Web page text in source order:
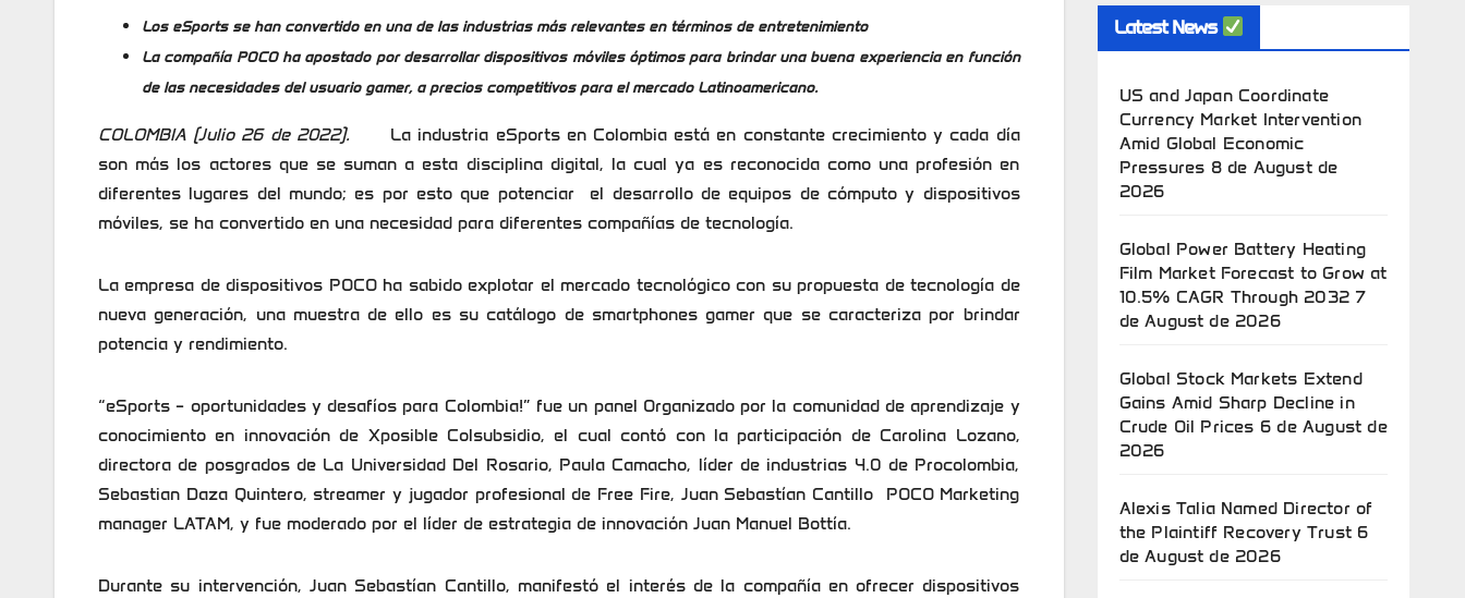
Los eSports se han convertido en una de las industrias más relevantes en términos de entretenimiento
La compañía POCO ha apostado por desarrollar dispositivos móviles óptimos para brindar una buena experiencia en función
de las necesidades del usuario gamer, a precios competitivos para el mercado Latinoamericano.
COLOMBIA (Julio 26 de 2022).
La industria eSports en Colombia está en constante crecimiento y cada día
son más los actores que se suman a esta disciplina digital, la cual ya es reconocida como una profesión en
diferentes lugares del mundo; es por esto que potenciar el desarrollo de equipos de cómputo y dispositivos
móviles, se ha convertido en una necesidad para diferentes compañías de tecnología.
La empresa de dispositivos POCO ha sabido explotar el mercado tecnológico con su propuesta de tecnología de
nueva generación, una muestra de ello es su catálogo de smartphones gamer que se caracteriza por brindar
potencia y rendimiento.
“eSports – oportunidades y desafíos para Colombia!” fue un panel Organizado por la comunidad de aprendizaje y
conocimiento en innovación de Xposible Colsubsidio, el cual contó con la participación de Carolina Lozano,
directora de posgrados de La Universidad Del Rosario, Paula Camacho, líder de industrias 4.0 de Procolombia,
Sebastian Daza Quintero, streamer y jugador profesional de Free Fire, Juan Sebastían Cantillo POCO Marketing
manager LATAM, y fue moderado por el líder de estrategia de innovación Juan Manuel Bottía.
Durante su intervención, Juan Sebastían Cantillo, manifestó el interés de la compañía en ofrecer dispositivos
Latest News
US and Japan Coordinate
Currency Market Intervention
Amid Global Economic
Pressures 8 de August de
2026
Global Power Battery Heating
Film Market Forecast to Grow at
10.5% CAGR Through 2032 7
de August de 2026
Global Stock Markets Extend
Gains Amid Sharp Decline in
Crude Oil Prices 6 de August de
2026
Alexis Talia Named Director of
the Plaintiff Recovery Trust 6
de August de 2026